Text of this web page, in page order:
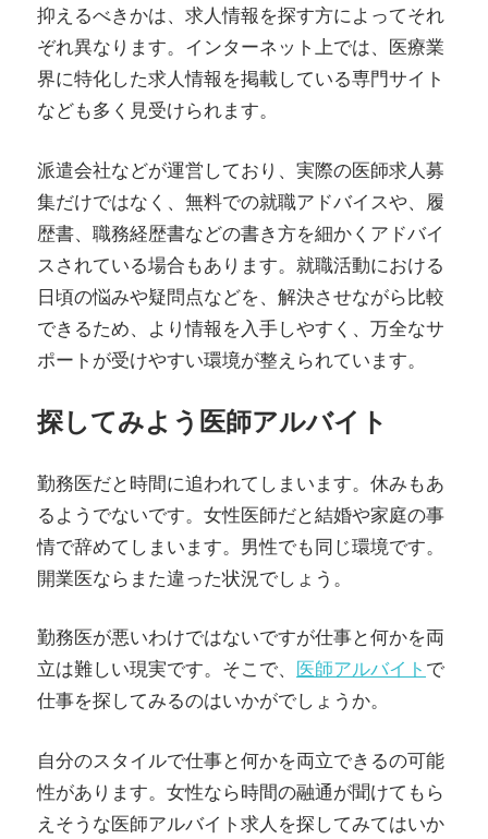
抑えるべきかは、求人情報を探す方によってそれ
ぞれ異なります。インターネット上では、医療業
界に特化した求人情報を掲載している専門サイト
なども多く見受けられます。
派遣会社などが運営しており、実際の医師求人募
集だけではなく、無料での就職アドバイスや、履
歴書、職務経歴書などの書き方を細かくアドバイ
スされている場合もあります。就職活動における
日頃の悩みや疑問点などを、解決させながら比較
できるため、より情報を入手しやすく、万全なサ
ポートが受けやすい環境が整えられています。
探してみよう医師アルバイト
勤務医だと時間に追われてしまいます。休みもあ
るようでないです。女性医師だと結婚や家庭の事
情で辞めてしまいます。男性でも同じ環境です。
開業医ならまた違った状況でしょう。
勤務医が悪いわけではないですが仕事と何かを両
立は難しい現実です。そこで、 医師アルバイトで
仕事を探してみるのはいかがでしょうか。
自分のスタイルで仕事と何かを両立できるの可能
性があります。女性なら時間の融通が聞けてもら
えそうな医師アルバイト求人を探してみてはいか